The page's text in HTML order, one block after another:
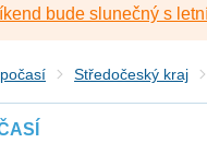
bude slunečný s
Středočeský kraj